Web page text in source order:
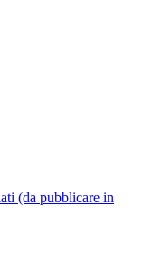
(da pubblicare in